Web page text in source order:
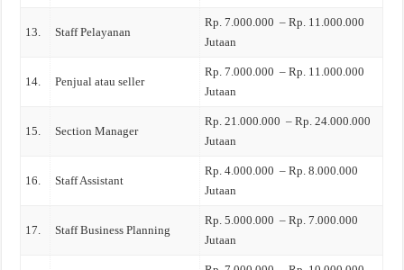
13. Staff Pelayanan
Rp. 7.000.000 – Rp. 11.000.000
Jutaan
14. Penjual atau seller
Rp. 7.000.000 – Rp. 11.000.000
Jutaan
15. Section Manager
Rp. 21.000.000 – Rp. 24.000.000
Jutaan
16. Staff Assistant
Rp. 4.000.000 – Rp. 8.000.000
Jutaan
17. Staff Business Planning
Rp. 5.000.000 – Rp. 7.000.000
Jutaan